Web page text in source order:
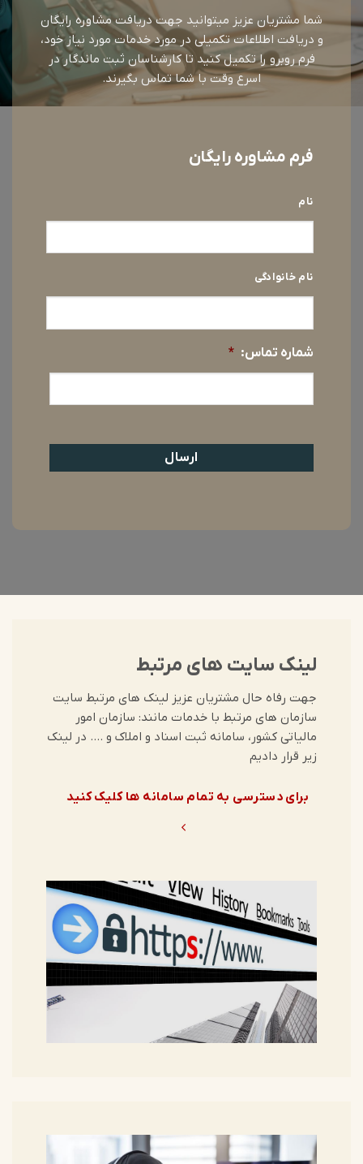
شما مشتریان عزیز میتوانید جهت دریافت مشاوره رایگان
و دریافت اطلاعات تکمیلی در مورد خدمات مورد نیاز خود،
فرم روبرو را تکمیل کنید تا کارشناسان ثبت ماندگار در
اسرع وقت با شما تماس بگیرند.
فرم مشاوره رایگان
نام
نام خانوادگی
شماره تماس: *
لینک سایت های مرتبط
جهت رفاه حال مشتریان عزیز لینک های مرتبط سایت
سازمان های مرتبط با خدمات مانند: سازمان امور
مالیاتی کشور، سامانه ثبت اسناد و املاک و …. در لینک
زیر قرار دادیم
برای دسترسی به تمام سامانه ها کلیک کنید